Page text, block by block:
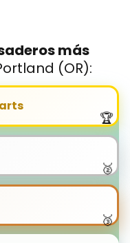
más
(OR):